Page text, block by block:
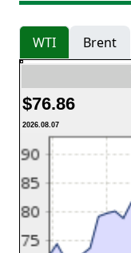
WTI Brent
$76.86
2026.08.07